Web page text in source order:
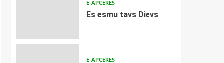
E-APCERES
Es esmu tavs Dievs
E-APCERES